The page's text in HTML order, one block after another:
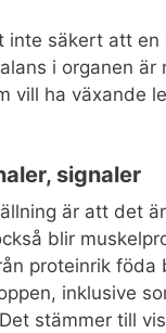
inte säkert att en
i organen är
vill ha växande
signaler
är att det
blir
proteinrik föda
inklusive
stämmer till